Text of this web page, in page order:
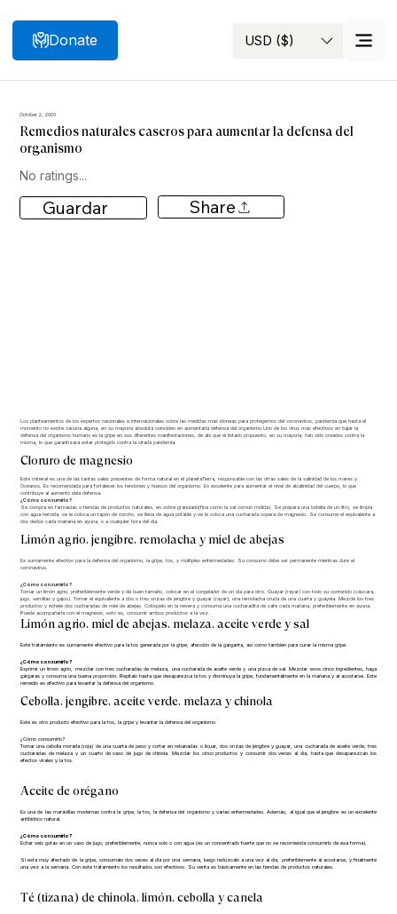
Search USD ($)
Donate
October 2, 2020
Remedios naturales caseros para aumentar la defensa del
organismo
No ratings...
Guardar Share
Los planteamientos de los expertos nacionales e internacionales sobre las medidas más idóneas para protegernos del coronavirus, pandemia que hasta el
momento no existe vacuna alguna, en su mayoría absoluta coinciden en aumentarla defensa del organismo.Uno de los virus más efectivos en bajar la
defensa del organismo humano es la gripe en sus diferentes manifestaciones, de ahí que el listado propuesto, en su mayoría, han sido creados contra la
misma, lo que garantizará estar protegido contra la citada pandemia.
Cloruro de magnesio
Este mineral es una de las tantas sales presentes de forma natural en el planetaTierra, responsable con las otras sales de la salinidad de los mares y
Océanos. Es recomendada para fortalecer los tendones y huesos del organismo. Es excelente para aumentar el nivel de alcalinidad del cuerpo, lo que
contribuye al aumento dela defensa.
¿Cómo consumirlo?
Se compra en farmacias o tiendas de productos naturales, en sobre granulado(fina como la sal común molida). Se prepara una botella de un litro, se limpia
con agua hervida, se le coloca un tapón de corcho, se llena de agua potable y se le coloca una cucharada sopera de magnesio. Se consume el equivalente a
dos dedos cada mañana en ayuna, o a cualquier hora del día.
Limón agrio, jengibre, remolacha y miel de abejas
Es sumamente efectivo para la defensa del organismo, la gripe, tos, y múltiples enfermedades. Su consumo debe ser permanente mientras dure el
coronavirus.
¿Cómo consumirlo?
Tomar un limón agrio, preferiblemente verde y de buen tamaño, colocar en el congelador de un día para otro. Guayar (rayar) con todo su contenido (cáscara,
jugo, semillas y gajos). Tomar el equivalente a dos o tres onzas de jengibre y guayar (rayar); una remolacha cruda de una cuarta y guáyela. Mezcle los tres
productos y échele dos cucharadas de miel de abejas. Colóquelo en la nevera y consuma una cucharadita de café cada mañana, preferiblemente en ayuna.
Puede acompañarla con el magnesio, esto es, consumir ambos productos a la vez.
Limón agrio, miel de abejas, melaza, aceite verde y sal
Este tratamiento es sumamente efectivo para la tos generada por la gripe, afección de la garganta, así como también para curar la misma gripe.
¿Cómo consumirlo?
Exprimir un limón agrio, mezclar con tres cucharadas de melaza, una cucharada de aceite verde y una pizca de sal. Mezclar esos cinco ingredientes, haga
gárgaras y consuma una buena proporción. Repítalo hasta que desaparezca la tos y disminuya la gripe, fundamentalmente en la mañana y al acostarse. Este
remedio es efectivo para levantar la defensa del organismo.
Cebolla, jengibre, aceite verde, melaza y chinola
Este es otro producto efectivo para la tos, la gripe y levantar la defensa del organismo.
¿Cómo consumirlo?
Tomar una cebolla morada (roja) de una cuarta de peso y cortar en rebanadas o licuar, dos onzas de jengibre y guayar, una cucharada de aceite verde, tres
cucharadas de melaza y un cuarto de vaso de jugo de chinola. Mezclar los cinco productos y consumir dos veces al día, hasta que desaparezcan los
efectos virales y la tos.
Aceite de orégano
Es una de las maravillas modernas contra la gripe, la tos, la defensa del organismo y varias enfermedades. Además, al igual que el jengibre es un excelente
antibiótico natural.
¿Cómo consumirlo?
Echar seis gotas en un vaso de jugo, preferiblemente, nunca solo o con agua (es un concentrado fuerte que no se recomienda consumirlo de esa forma).
Si está muy afectado de la gripe, consúmalo dos veces al día por una semana, luego redúzcalo a una vez al día, preferiblemente al acostarse, y finalmente
una vez a la semana. Con este tratamiento los resultados son efectivos. Su venta es básicamente en las tiendas de productos naturales.
Té (tizana) de chinola, limón, cebolla y canela